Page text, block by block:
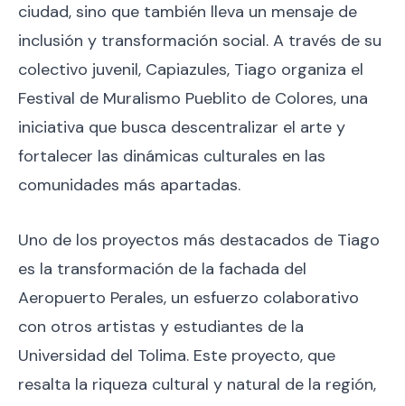
ciudad, sino que también lleva un mensaje de
inclusión y transformación social. A través de su
colectivo juvenil, Capiazules, Tiago organiza el
Festival de Muralismo Pueblito de Colores, una
iniciativa que busca descentralizar el arte y
fortalecer las dinámicas culturales en las
comunidades más apartadas.
Uno de los proyectos más destacados de Tiago
es la transformación de la fachada del
Aeropuerto Perales, un esfuerzo colaborativo
con otros artistas y estudiantes de la
Universidad del Tolima. Este proyecto, que
resalta la riqueza cultural y natural de la región,